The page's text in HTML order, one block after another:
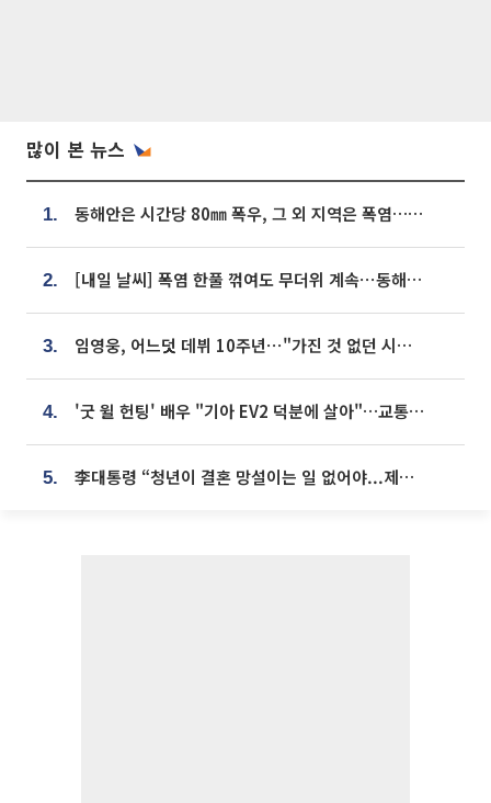
많이 본 뉴스
1. 동해안은 시간당 80㎜ 폭우, 그 외 지역은 폭염…‘극과 극 날씨’
2. [내일 날씨] 폭염 한풀 꺾여도 무더위 계속⋯동해안 이틀 연속 비
3. 임영웅, 어느덧 데뷔 10주년⋯"가진 것 없던 시절, 내 앞엔 20명의 팬뿐"
4. '굿 윌 헌팅' 배우 "기아 EV2 덕분에 살아"…교통사고 후 안전성 극찬
5. 李대통령 “청년이 결혼 망설이는 일 없어야...제도상 불이익 조사”